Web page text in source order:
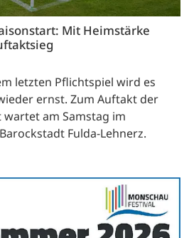
Mit Heimstärke
letzten Pflichtspiel wird es
ernst. Zum Auftakt der
wartet am Samstag im
Fulda-Lehnerz.